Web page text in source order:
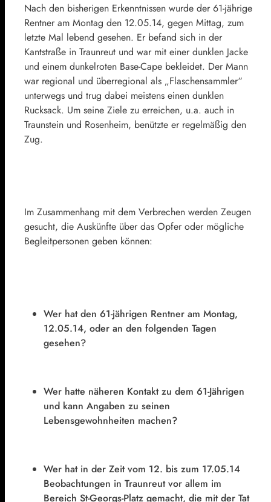
Nach den bisherigen Erkenntnissen wurde der 61-jährige
Rentner am Montag den 12.05.14, gegen Mittag, zum
letzte Mal lebend gesehen. Er befand sich in der
Kantstraße in Traunreut und war mit einer dunklen Jacke
und einem dunkelroten Base-Cape bekleidet. Der Mann
war regional und überregional als „Flaschensammler“
unterwegs und trug dabei meistens einen dunklen
Rucksack. Um seine Ziele zu erreichen, u.a. auch in
Traunstein und Rosenheim, benützte er regelmäßig den
Zug.
Im Zusammenhang mit dem Verbrechen werden Zeugen
gesucht, die Auskünfte über das Opfer oder mögliche
Begleitpersonen geben können:
Wer hat den 61-jährigen Rentner am Montag,
12.05.14, oder an den folgenden Tagen
gesehen?
Wer hatte näheren Kontakt zu dem 61-Jährigen
und kann Angaben zu seinen
Lebensgewohnheiten machen?
Wer hat in der Zeit vom 12. bis zum 17.05.14
Beobachtungen in Traunreut vor allem im
Bereich St-Georgs-Platz gemacht, die mit der Tat